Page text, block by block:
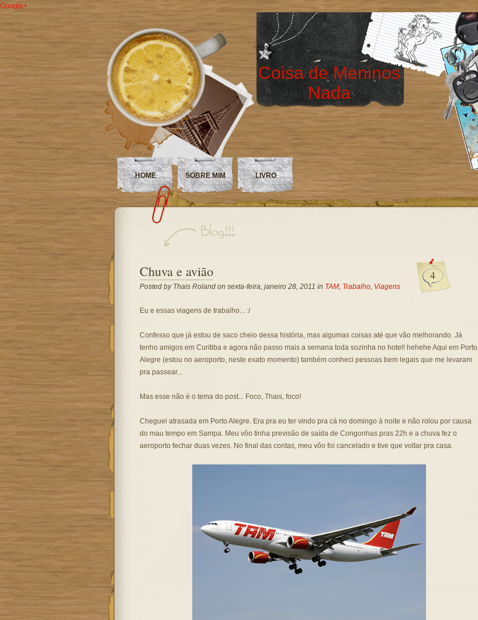
Google+
Coisa de Meninos
Nada
HOME SOBRE MIM LIVRO
4
Chuva e avião
Posted by Thais Rolandon sexta-feira, janeiro 28, 2011 in TAM, Trabalho, Viagens
Eu e essas viagens de trabalho... :/
Confesso que já estou de saco cheio dessa história, mas algumas coisas até que vão melhorando. Já
tenho amigos em Curitiba e agora não passo mais a semana toda sozinha no hotel! hehehe Aqui em Porto
Alegre (estou no aeroporto, neste exato momento) também conheci pessoas bem legais que me levaram
pra passear...
Mas esse não é o tema do post... Foco, Thais, foco!
Cheguei atrasada em Porto Alegre. Era pra eu ter vindo pra cá no domingo à noite e não rolou por causa
do mau tempo em Sampa. Meu vôo tinha previsão de saída de Congonhas pras 22h e a chuva fez o
aeroporto fechar duas vezes. No final das contas, meu vôo foi cancelado e tive que voltar pra casa.